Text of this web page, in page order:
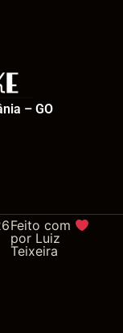
– GO
Feito com
por Luiz
Teixeira